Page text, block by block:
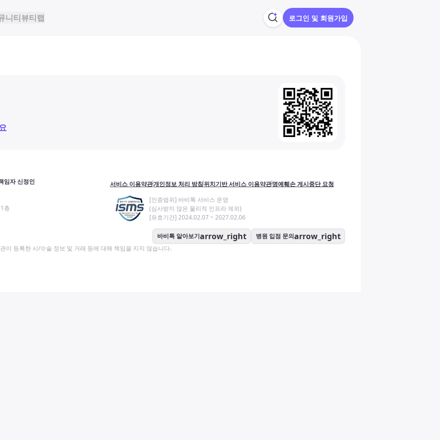
니티뷰티랩 로그인 및 회원가입
임자 신정인
층
서비스 이용약관개인정보 처리 방침위치기반 서비스 이용약관명예훼손 게시중단 요청
[인증범위] 바비톡 서비스 운영
(심사받지 않은 물리적 인프라 제외)
[유효기간] 2024.02.07 ~ 2027.02.06
바비톡 알아보기arrow_right 병원 입점 문의arrow_right
이 등록한 시/수술 정보 및 거래 등에 대해 책임을 지지 않습니다.